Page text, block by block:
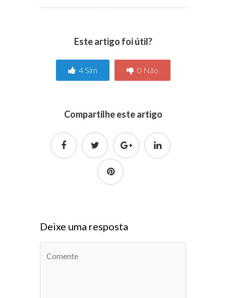
Este artigo foi útil?
4Sim 0 Não
Compartilhe este artigo
Deixe uma resposta